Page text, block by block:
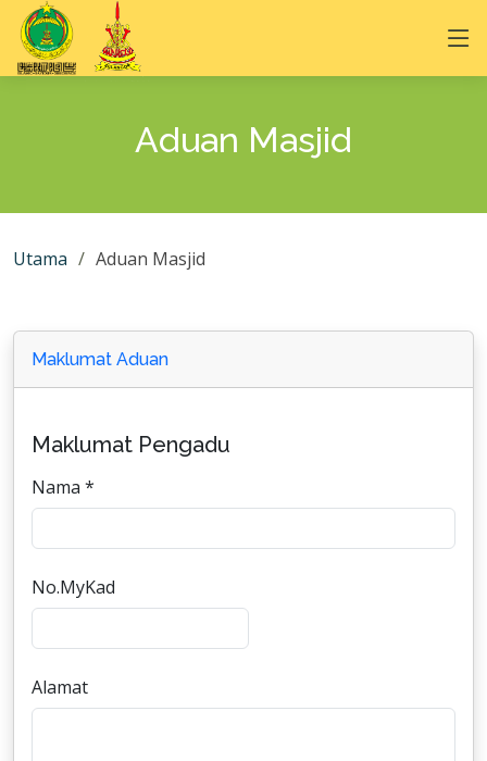
Aduan Masjid
Utama Aduan Masjid
Maklumat Aduan
Maklumat Pengadu
Nama *
No.MyKad
Alamat